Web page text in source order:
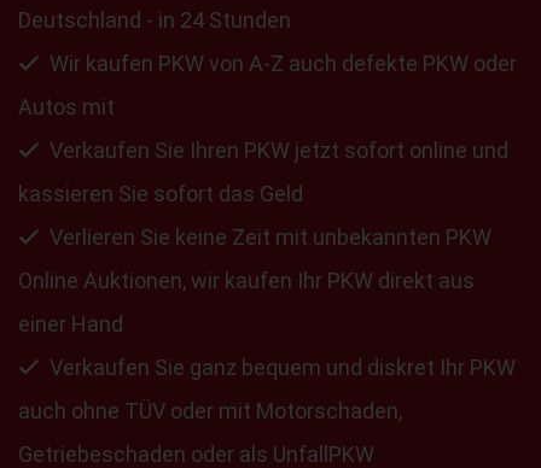
Deutschland - in 24 Stunden
Wir kaufen PKW von A-Z auch defekte PKW oder
Autos mit
Verkaufen Sie Ihren PKW jetzt sofort online und
kassieren Sie sofort das Geld
Verlieren Sie keine Zeit mit unbekannten PKW
Online Auktionen, wir kaufen Ihr PKW direkt aus
einer Hand
Verkaufen Sie ganz bequem und diskret Ihr PKW
auch ohne TÜV oder mit Motorschaden,
Getriebeschaden oder als UnfallPKW